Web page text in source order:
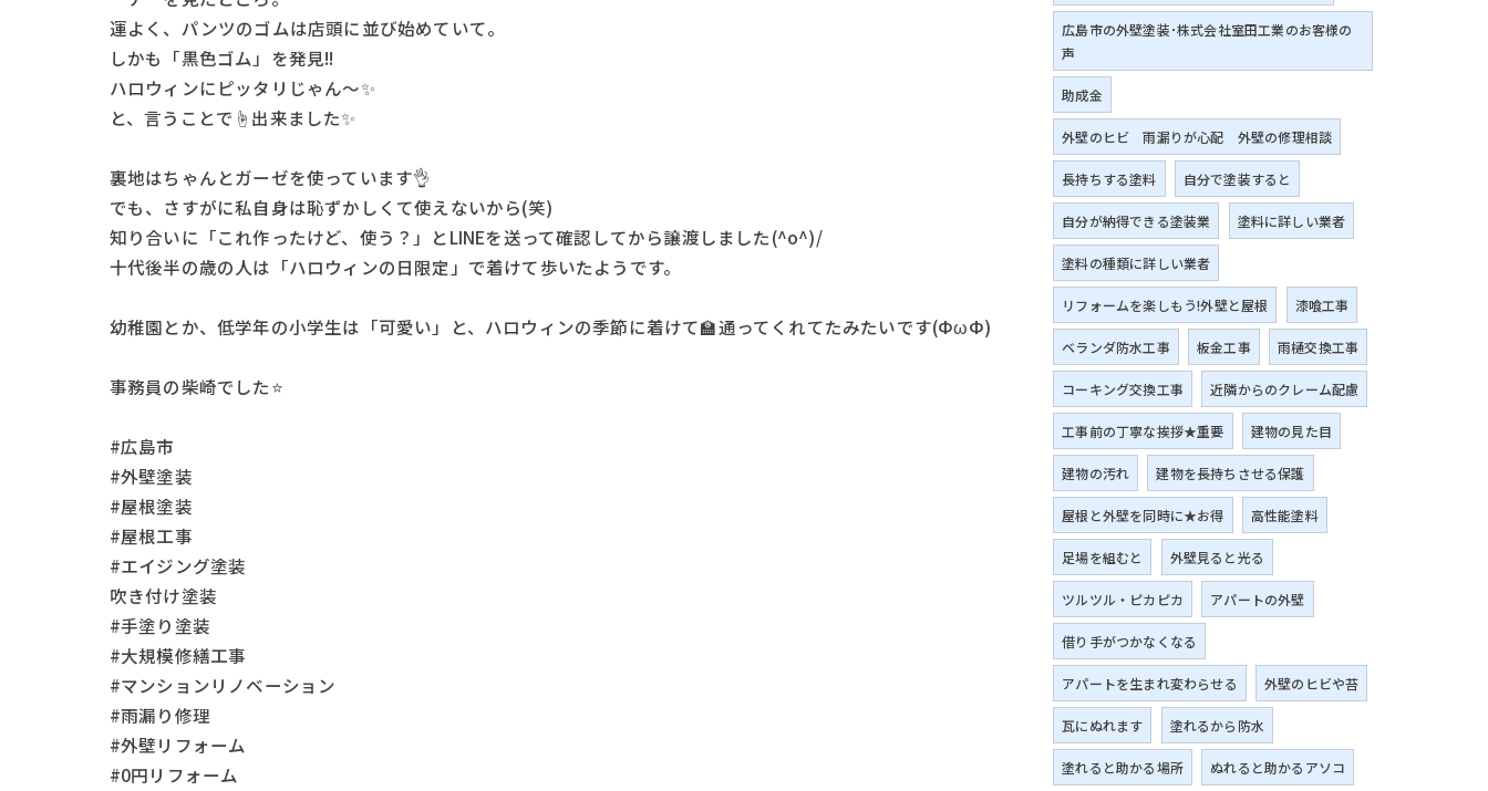
運よく、パンツのゴムは店頭に並び始めていて。
しかも「黒色ゴム」を発見!!
ハロウィンにピッタリじゃん～✨
と、言うことで☝出来ました✨
裏地はちゃんとガーゼを使っています👌
でも、さすがに私自身は恥ずかしくて使えないから(笑)
知り合いに「これ作ったけど、使う？」とLINEを送って確認してから譲渡しました(^o^)/
十代後半の歳の人は「ハロウィンの日限定」で着けて歩いたようです。
幼稚園とか、低学年の小学生は「可愛い」と、ハロウィンの季節に着けて🏫通ってくれてたみたいです(ФωФ)
事務員の柴崎でした⭐
#広島市
#外壁塗装
#屋根塗装
#屋根工事
#エイジング塗装
吹き付け塗装
#手塗り塗装
#大規模修繕工事
#マンションリノベーション
#雨漏り修理
#外壁リフォーム
#0円リフォーム
広島市の外壁塗装･株式会社室田工業のお客様の
声
助成金
外壁のヒビ 雨漏りが心配 外壁の修理相談
長持ちする塗料 自分で塗装すると
自分が納得できる塗装業 塗料に詳しい業者
塗料の種類に詳しい業者
リフォームを楽しもう!外壁と屋根 漆喰工事
ベランダ防水工事 板金工事 雨樋交換工事
コーキング交換工事 近隣からのクレーム配慮
工事前の丁寧な挨拶★重要 建物の見た目
建物の汚れ 建物を長持ちさせる保護
屋根と外壁を同時に★お得 高性能塗料
足場を組むと 外壁見ると光る
ツルツル・ピカピカ アパートの外壁
借り手がつかなくなる
アパートを生まれ変わらせる 外壁のヒビや苔
瓦にぬれます 塗れるから防水
塗れると助かる場所 ぬれると助かるアソコ